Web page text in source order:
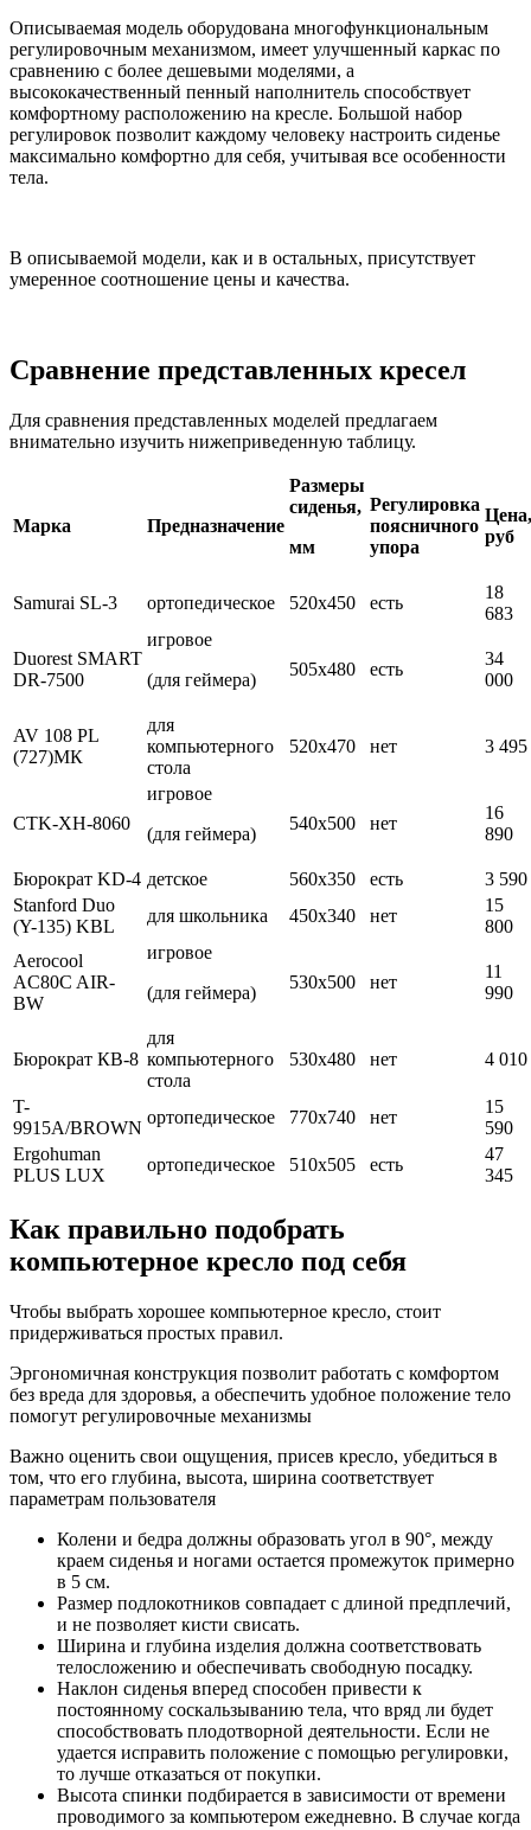
Описываемая модель оборудована многофункциональным
регулировочным механизмом, имеет улучшенный каркас по
сравнению с более дешевыми моделями, а
высококачественный пенный наполнитель способствует
комфортному расположению на кресле. Большой набор
регулировок позволит каждому человеку настроить сиденье
максимально комфортно для себя, учитывая все особенности
тела.
В описываемой модели, как и в остальных, присутствует
умеренное соотношение цены и качества.
Сравнение представленных кресел
Для сравнения представленных моделей предлагаем
внимательно изучить нижеприведенную таблицу.
Марка Предназначение
Размеры
сиденья,
мм
Регулировка
поясничного
упора
Цена,
руб
Samurai SL-3 ортопедическое 520х450 есть
18
683
Duorest SMART
DR-7500
игровое
(для геймера)
505х480 есть
34
000
AV 108 PL
(727)МК
для
компьютерного
стола
520х470 нет 3 495
CTK-XH-8060
игровое
(для геймера)
540х500 нет
16
890
Бюрократ KD-4 детское 560х350 есть
3 590
Stanford Duo
(Y-135) KBL
для школьника 450х340 нет
15
800
Aerocool
AC80C AIR-
BW
игровое
(для геймера)
530х500 нет
11
990
Бюрократ КВ-8
для
компьютерного
стола
530х480 нет 4 010
T-
9915A/BROWN
ортопедическое 770х740 нет
15
590
Ergohuman
PLUS LUX
ортопедическое 510х505 есть
47
345
Как правильно подобрать
компьютерное кресло под себя
Чтобы выбрать хорошее компьютерное кресло, стоит
придерживаться простых правил.
Эргономичная конструкция позволит работать с комфортом
без вреда для здоровья, а обеспечить удобное положение тело
помогут регулировочные механизмы
Важно оценить свои ощущения, присев кресло, убедиться в
том, что его глубина, высота, ширина соответствует
параметрам пользователя
Колени и бедра должны образовать угол в 90°, между
краем сиденья и ногами остается промежуток примерно
в 5 см.
Размер подлокотников совпадает с длиной предплечий,
и не позволяет кисти свисать.
Ширина и глубина изделия должна соответствовать
телосложению и обеспечивать свободную посадку.
Наклон сиденья вперед способен привести к
постоянному соскальзыванию тела, что вряд ли будет
способствовать плодотворной деятельности. Если не
удается исправить положение с помощью регулировки,
то лучше отказаться от покупки.
Высота спинки подбирается в зависимости от времени
проводимого за компьютером ежедневно. В случае когда